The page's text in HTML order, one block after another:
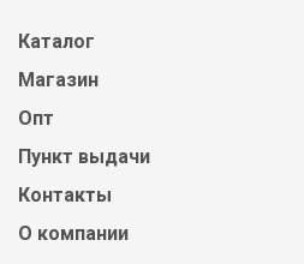
Каталог
Магазин
Опт
Пункт выдачи
Контакты
О компании